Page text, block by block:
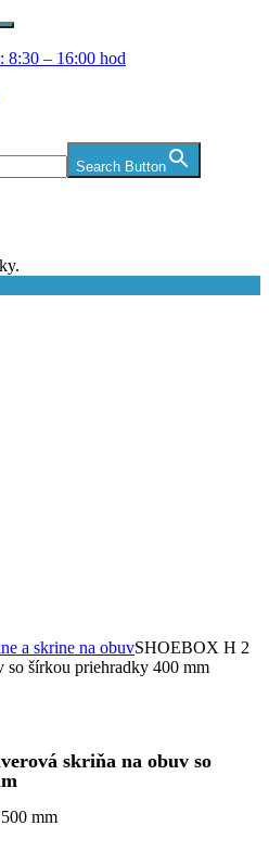
8:30 – 16:00 hod
Search Button
a skrine na obuvSHOEBOX H 2
so šírkou priehradky 400 mm
skriňa na obuv so
mm